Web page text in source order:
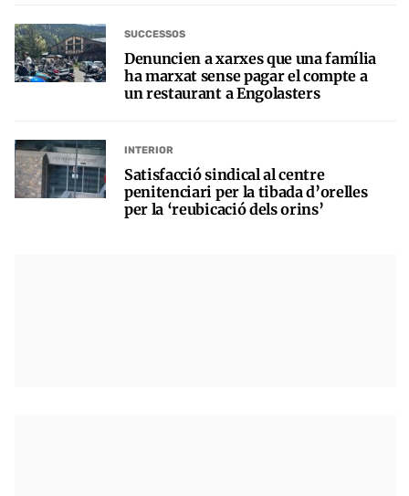
SUCCESSOS
Denuncien a xarxes que una família
ha marxat sense pagar el compte a
un restaurant a Engolasters
INTERIOR
Satisfacció sindical al centre
penitenciari per la tibada d’orelles
per la ‘reubicació dels orins’